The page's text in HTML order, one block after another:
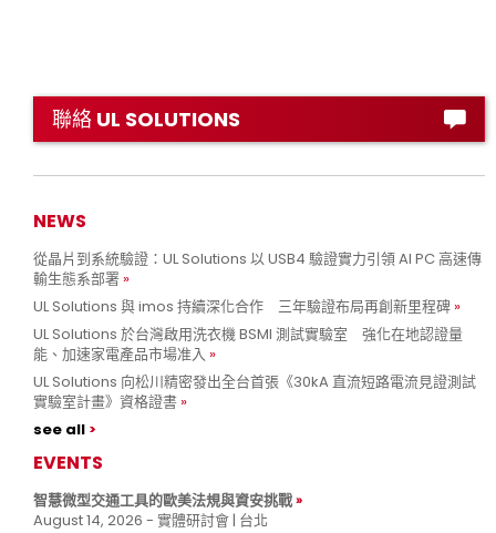
聯絡 UL SOLUTIONS
NEWS
從晶片到系統驗證：UL Solutions 以 USB4 驗證實力引領 AI PC 高速傳
輸生態系部署
UL Solutions 與 imos 持續深化合作 三年驗證布局再創新里程碑
UL Solutions 於台灣啟用洗衣機 BSMI 測試實驗室 強化在地認證量
能、加速家電產品市場准入
UL Solutions 向松川精密發出全台首張《30kA 直流短路電流見證測試
實驗室計畫》資格證書
see all
EVENTS
智慧微型交通工具的歐美法規與資安挑戰
August 14, 2026 - 實體研討會 | 台北